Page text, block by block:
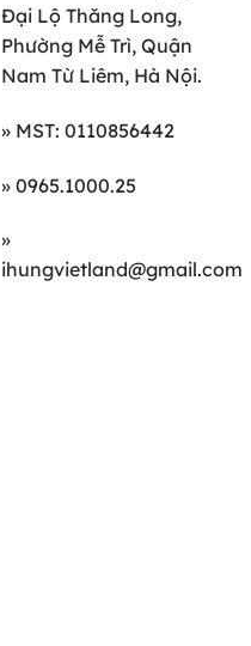
Đại Lộ Thăng Long,
Phường Mễ Trì, Quận
Nam Từ Liêm, Hà Nội.
» MST: 0110856442
» 0965.1000.25
»
ihungvietland@gmail.com